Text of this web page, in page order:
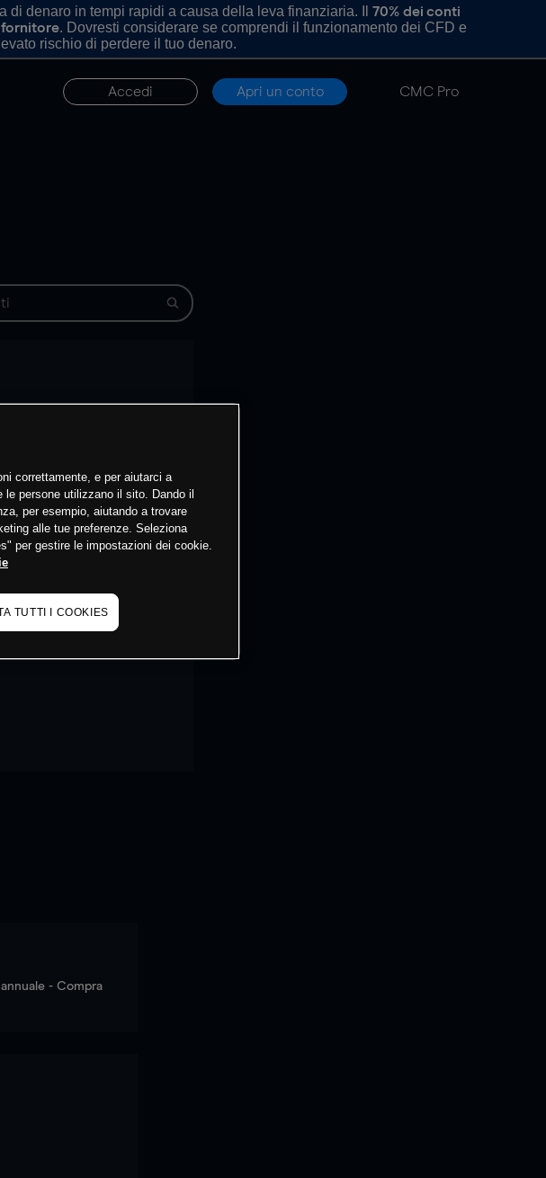
di denaro in tempi rapidi a causa della leva finanziaria. Il 70% dei conti
fornitore. Dovresti considerare se comprendi il funzionamento dei CFD e
rischio di perdere il tuo denaro.
Accedi Apri un conto CMC Pro
annuale - Compra
correttamente, e per aiutarci a
persone utilizzano il sito. Dando il
per esempio, aiutando a trovare
alle tue preferenze. Seleziona
per gestire le impostazioni dei cookie.
TUTTI I COOKIES